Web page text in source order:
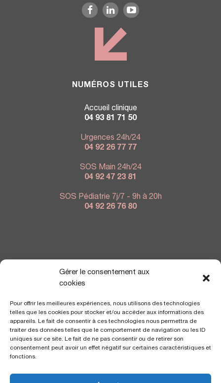
Gérer le consentement aux
cookies
Pour offrir les meilleures expériences, nous utilisons des technologies
telles que les cookies pour stocker et/ou accéder aux informations des
appareils. Le fait de consentir à ces technologies nous permettra de
traiter des données telles que le comportement de navigation ou les ID
uniques sur ce site. Le fait de ne pas consentir ou de retirer son
consentement peut avoir un effet négatif sur certaines caractéristiques et
fonctions.
NUMÉROS UTILES
Accueil clinique
04 93 81 71 50
Urgences 24h/24
04 92 26 77 77
SOS Main 24h/24
04 92 47 23 81
SOS Pédiatrie 7j/7 - 9h à 20h
04 92 26 76 80
NOUS TROUVER